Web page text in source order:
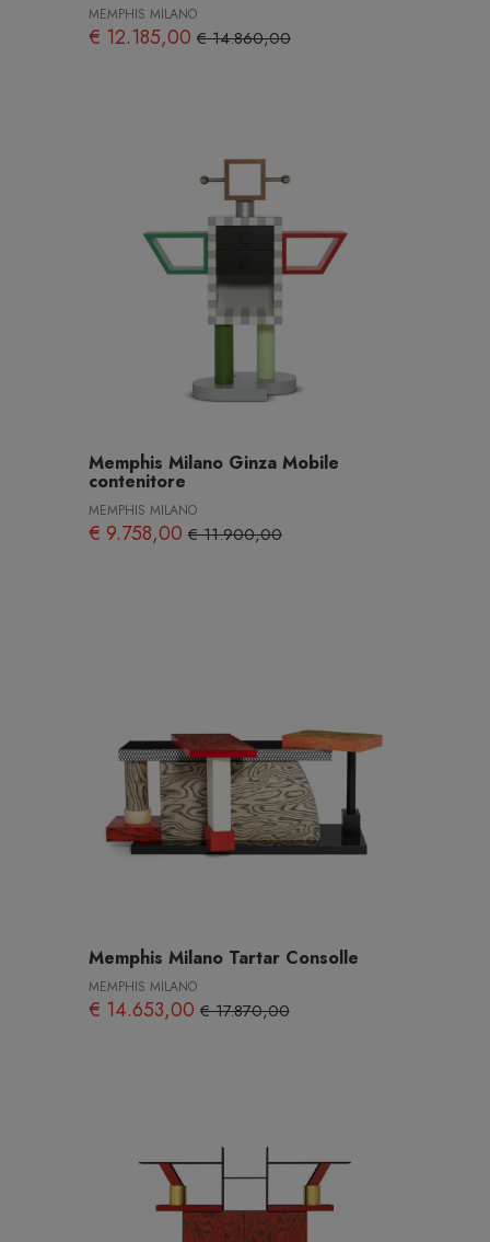
MEMPHIS MILANO
€ 12.185,00€ 14.860,00
Memphis Milano Ginza Mobile
contenitore
MEMPHIS MILANO
€ 9.758,00€ 11.900,00
Memphis Milano Tartar Consolle
MEMPHIS MILANO
€ 14.653,00€ 17.870,00